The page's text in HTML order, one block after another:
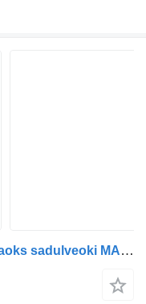
Roolisammas 7360051152 tüübi jaoks sadulveoki MAN tgl 2006